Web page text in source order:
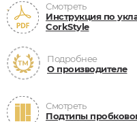
Смотреть
Инструкция по
CorkStyle
Подробнее
О производителе
Смотреть
Подтипы